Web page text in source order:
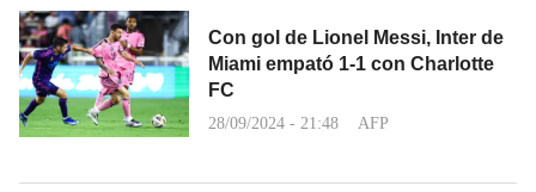
Con gol de Lionel Messi, Inter de
Miami empató 1-1 con Charlotte
FC
28/09/2024 - 21:48 AFP